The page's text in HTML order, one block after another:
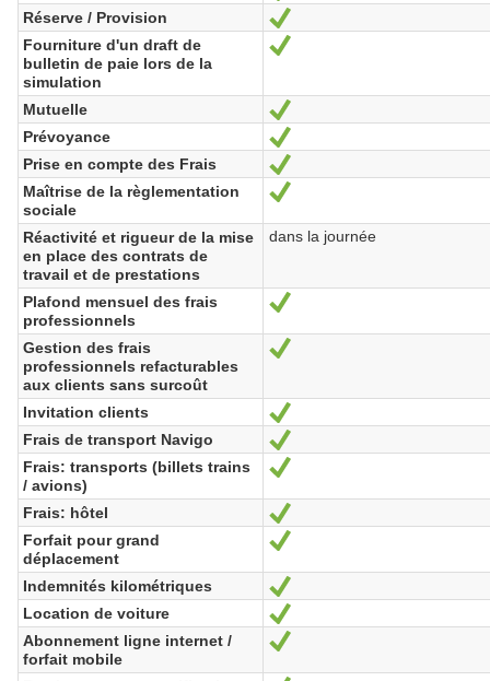
Réserve / Provision
Yes
Fourniture d'un draft de
bulletin de paie lors de la
simulation
Yes
Mutuelle
Yes
Prévoyance
Yes
Prise en compte des Frais
Yes
Maîtrise de la règlementation
sociale
Yes
Réactivité et rigueur de la mise
en place des contrats de
travail et de prestations
dans la journée
Plafond mensuel des frais
professionnels
Yes
Gestion des frais
professionnels refacturables
aux clients sans surcoût
Yes
Invitation clients
Yes
Frais de transport Navigo
Yes
Frais: transports (billets trains
/ avions)
Yes
Frais: hôtel
Yes
Forfait pour grand
déplacement
Yes
Indemnités kilométriques
Yes
Location de voiture
Yes
Abonnement ligne internet /
forfait mobile
Yes